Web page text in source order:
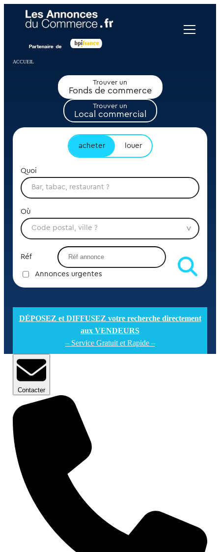
ACCUEIL
Trouver un
Fonds de commerce
Trouver un
Local commercial
acheter louer
Quoi
Où
Réf
Annonces urgentes
DÉPOSEZ et DIFFUSEZ votre recherche directement
aux VENDEURS
– Service Gratuit et Rapide –
Contacter
Panneau de gestion des cookies